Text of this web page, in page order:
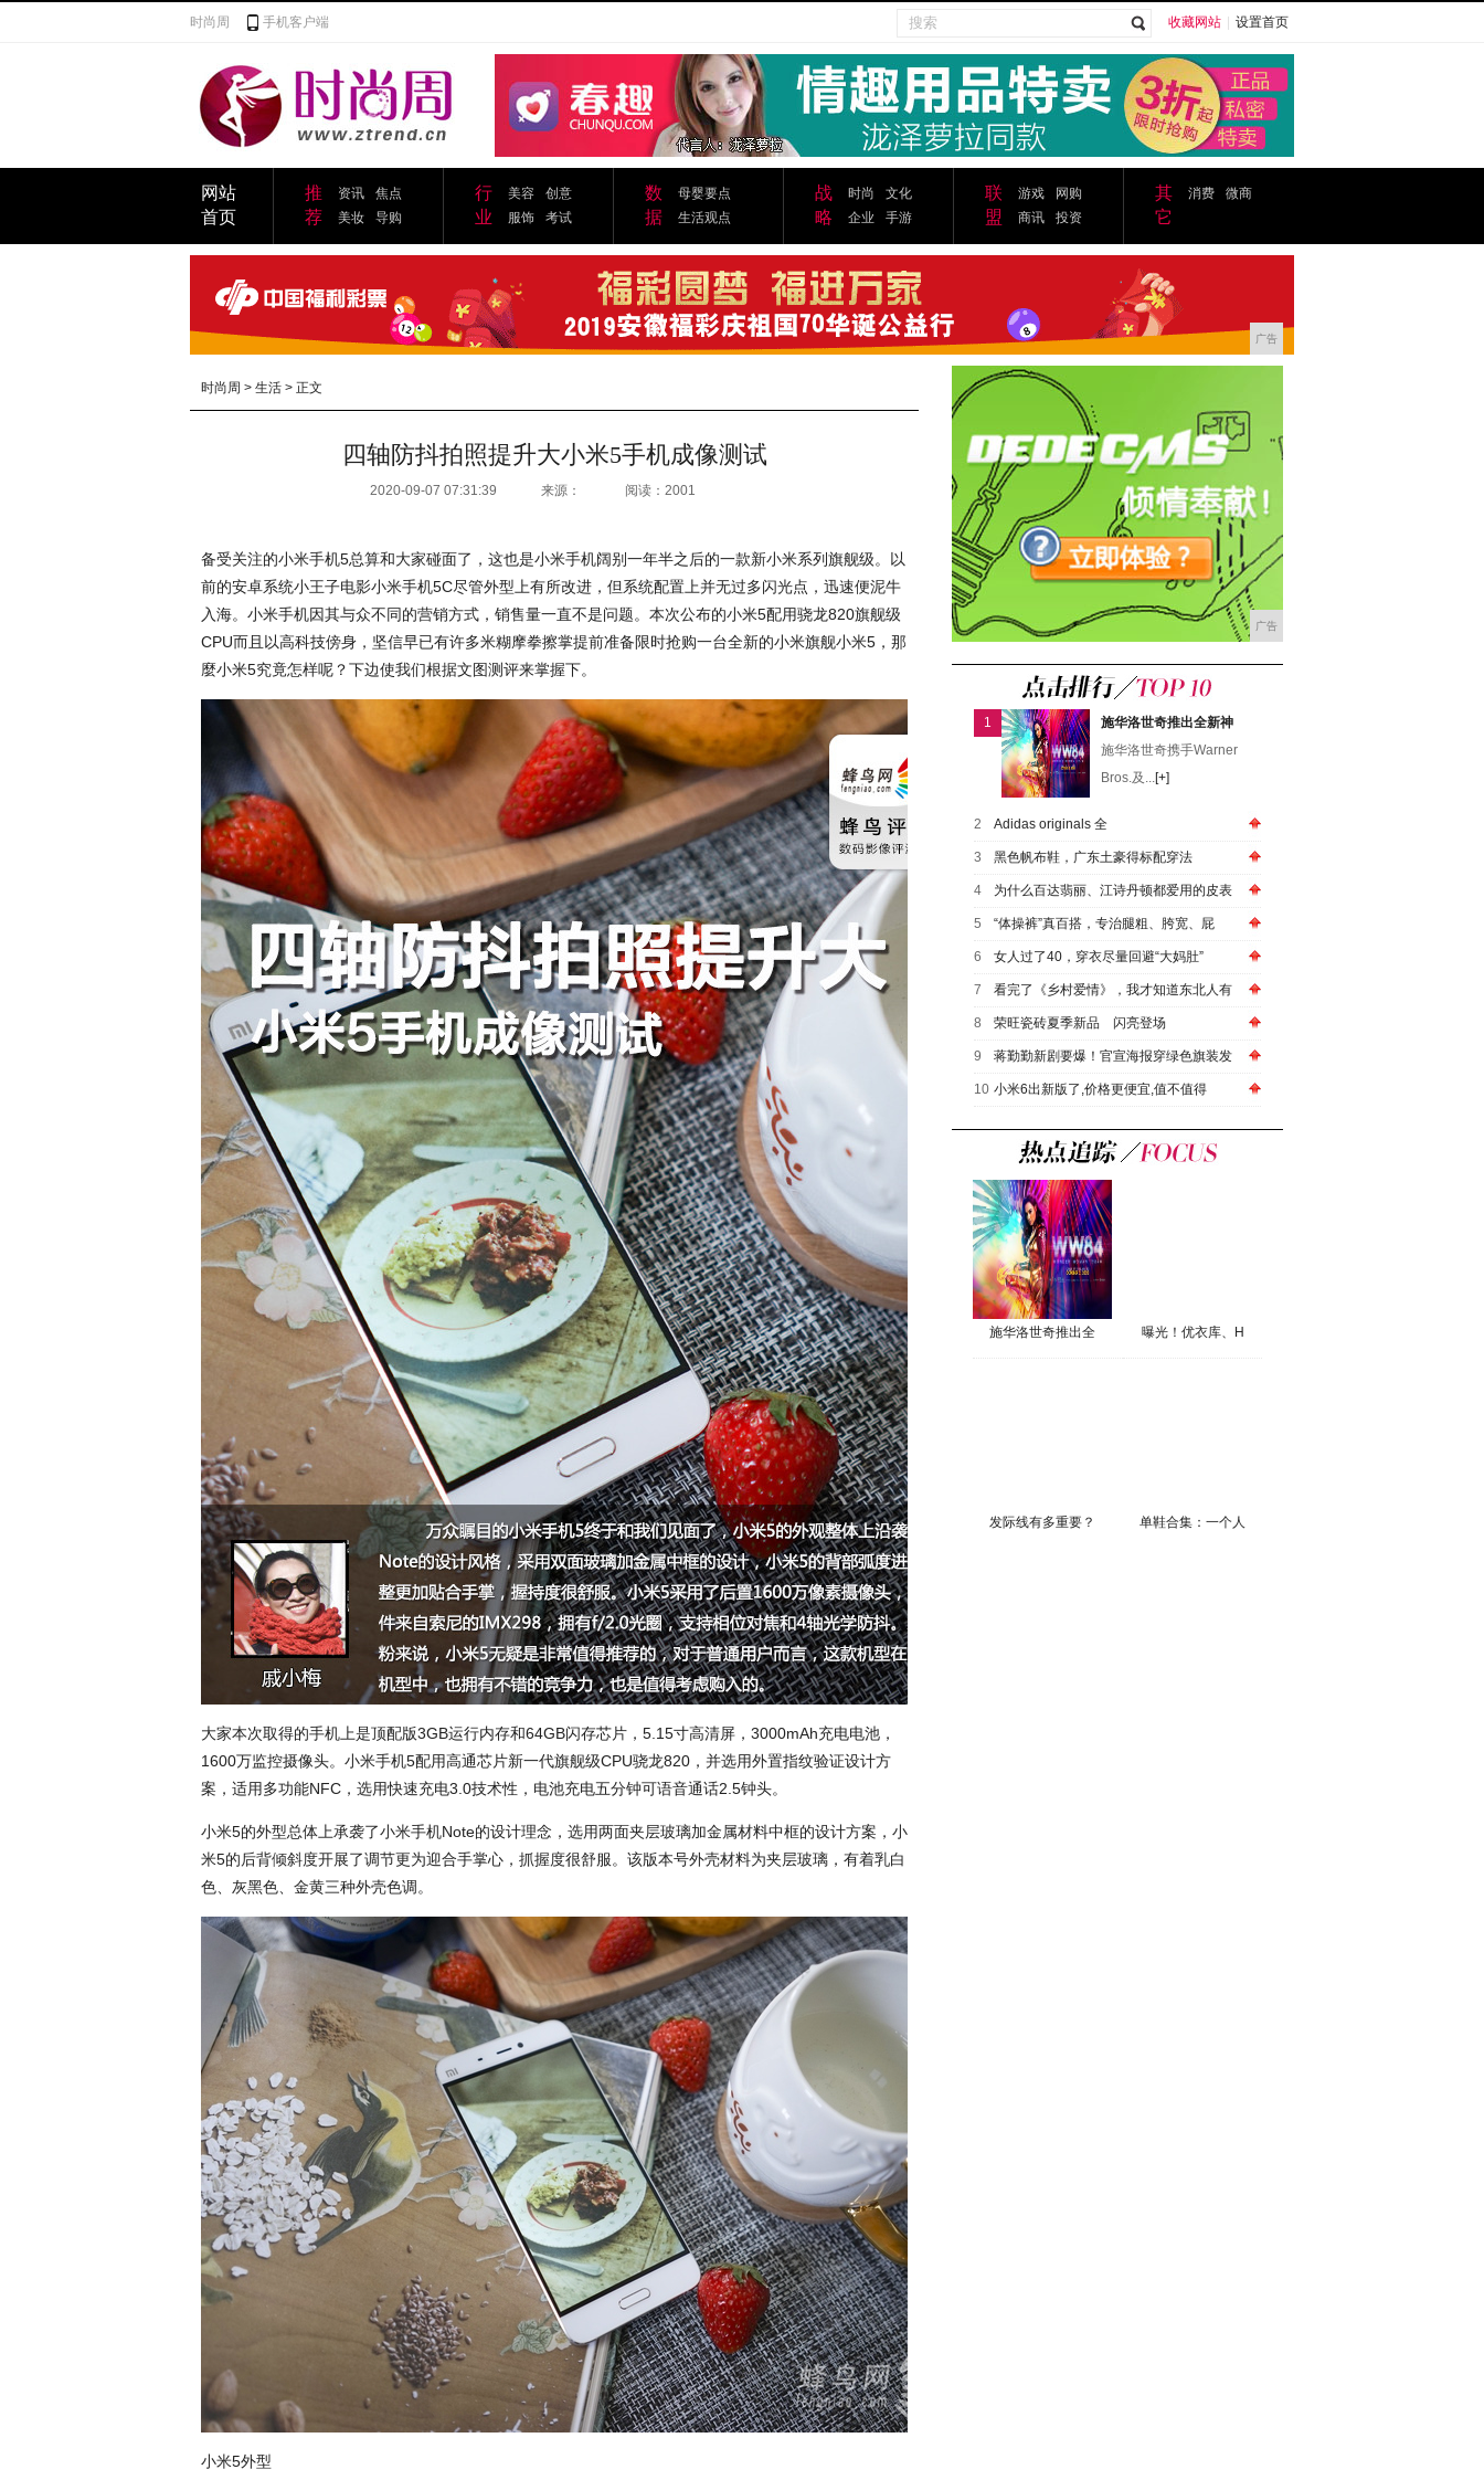
时尚周 手机客户端 收藏网站 设置首页
网站
首页
推
荐
资讯
焦点
美妆
导购
行
业
美容
创意
服饰
考试
数
据
母婴要点
生活观点
战
略
时尚
文化
企业
手游
联
盟
游戏
网购
商讯
投资
其
它
消费 微商
广告
时尚周 > 生活 > 正文
四轴防抖拍照提升大小米5手机成像测试
2020-09-07 07:31:39 来源： 阅读：2001
备受关注的小米手机5总算和大家碰面了，这也是小米手机阔别一年半之后的一款新小米系列旗舰级。以
前的安卓系统小王子电影小米手机5C尽管外型上有所改进，但系统配置上并无过多闪光点，迅速便泥牛
入海。小米手机因其与众不同的营销方式，销售量一直不是问题。本次公布的小米5配用骁龙820旗舰级
CPU而且以高科技傍身，坚信早已有许多米糊摩拳擦掌提前准备限时抢购一台全新的小米旗舰小米5，那
麼小米5究竟怎样呢？下边使我们根据文图测评来掌握下。
大家本次取得的手机上是顶配版3GB运行内存和64GB闪存芯片，5.15寸高清屏，3000mAh充电电池，
1600万监控摄像头。小米手机5配用高通芯片新一代旗舰级CPU骁龙820，并选用外置指纹验证设计方
案，适用多功能NFC，选用快速充电3.0技术性，电池充电五分钟可语音通话2.5钟头。
小米5的外型总体上承袭了小米手机Note的设计理念，选用两面夹层玻璃加金属材料中框的设计方案，小
米5的后背倾斜度开展了调节更为迎合手掌心，抓握度很舒服。该版本号外壳材料为夹层玻璃，有着乳白
色、灰黑色、金黄三种外壳色调。
小米5外型
广告
1
施华洛世奇推出全新神
施华洛世奇携手Warner
Bros.及...[+]
2 Adidas originals 全
3 黑色帆布鞋，广东土豪得标配穿法
4 为什么百达翡丽、江诗丹顿都爱用的皮表
5 “体操裤”真百搭，专治腿粗、胯宽、屁
6 女人过了40，穿衣尽量回避“大妈肚”
7 看完了《乡村爱情》，我才知道东北人有
8 荣旺瓷砖夏季新品 闪亮登场
9 蒋勤勤新剧要爆！官宣海报穿绿色旗装发
10 小米6出新版了,价格更便宜,值不值得
施华洛世奇推出全 曝光！优衣库、H
发际线有多重要？ 单鞋合集：一个人